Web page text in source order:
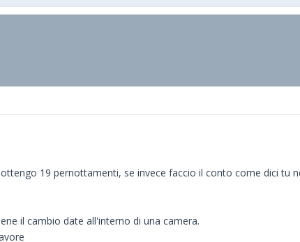
19 pernottamenti, se invece faccio il conto come dici tu
il cambio date all'interno di una camera.